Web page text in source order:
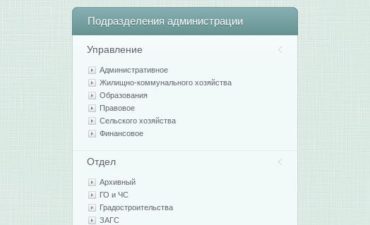
Подразделения администрации
Управление
Административное
Жилищно-коммунального хозяйства
Образования
Правовое
Сельского хозяйства
Финансовое
Отдел
Архивный
ГО и ЧС
Градостроительства
ЗАГС